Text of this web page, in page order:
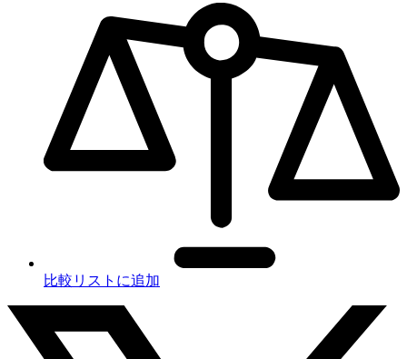
比較リストに追加